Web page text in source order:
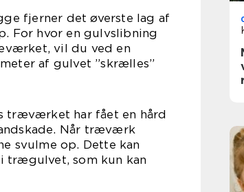
fjerner det øverste lag af
For hvor en gulvslibning
vil du ved en
af gulvet ”skrælles”
træværket har fået en hård
Når træværk
svulme op. Dette kan
trægulvet, som kun kan